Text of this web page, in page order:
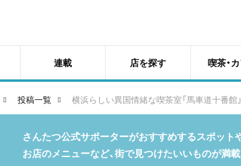
連載 店を探す 喫茶・
投稿一覧 横浜らしい異国情緒な喫茶室「馬車道十番館」
さんたつ公式サポーターがおすすめするスポット
お店のメニューなど、街で見つけたいいものが満載